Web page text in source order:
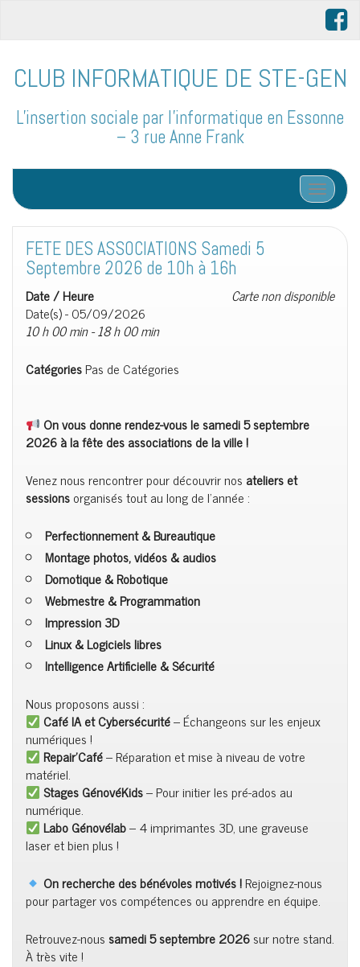
CLUB INFORMATIQUE DE STE-GEN
L'insertion sociale par l'informatique en Essonne
– 3 rue Anne Frank
Afficher/
FETE DES ASSOCIATIONS Samedi 5
Septembre 2026 de 10h à 16h
Carte non disponible
Date / Heure
Date(s) - 05/09/2026
10 h 00 min - 18 h 00 min
CatégoriesPas de Catégories
On vous donne rendez-vous le samedi 5 septembre
2026 à la fête des associations de la ville !
Venez nous rencontrer pour découvrir nos ateliers et
sessionsorganisés tout au long de l’année :
Perfectionnement & Bureautique
Montage photos, vidéos & audios
Domotique & Robotique
Webmestre & Programmation
Impression 3D
Linux & Logiciels libres
Intelligence Artificielle & Sécurité
Nous proposons aussi :
Café IA et Cybersécurité– Échangeons sur les enjeux
numériques !
Repair’Café– Réparation et mise à niveau de votre
matériel.
Stages GénovéKids– Pour initier les pré-ados au
numérique.
Labo Génovélab– 4 imprimantes 3D, une graveuse
laser et bien plus !
On recherche des bénévoles motivés !Rejoignez-nous
pour partager vos compétences ou apprendre en équipe.
Retrouvez-nous samedi 5 septembre 2026sur notre stand.
À très vite !